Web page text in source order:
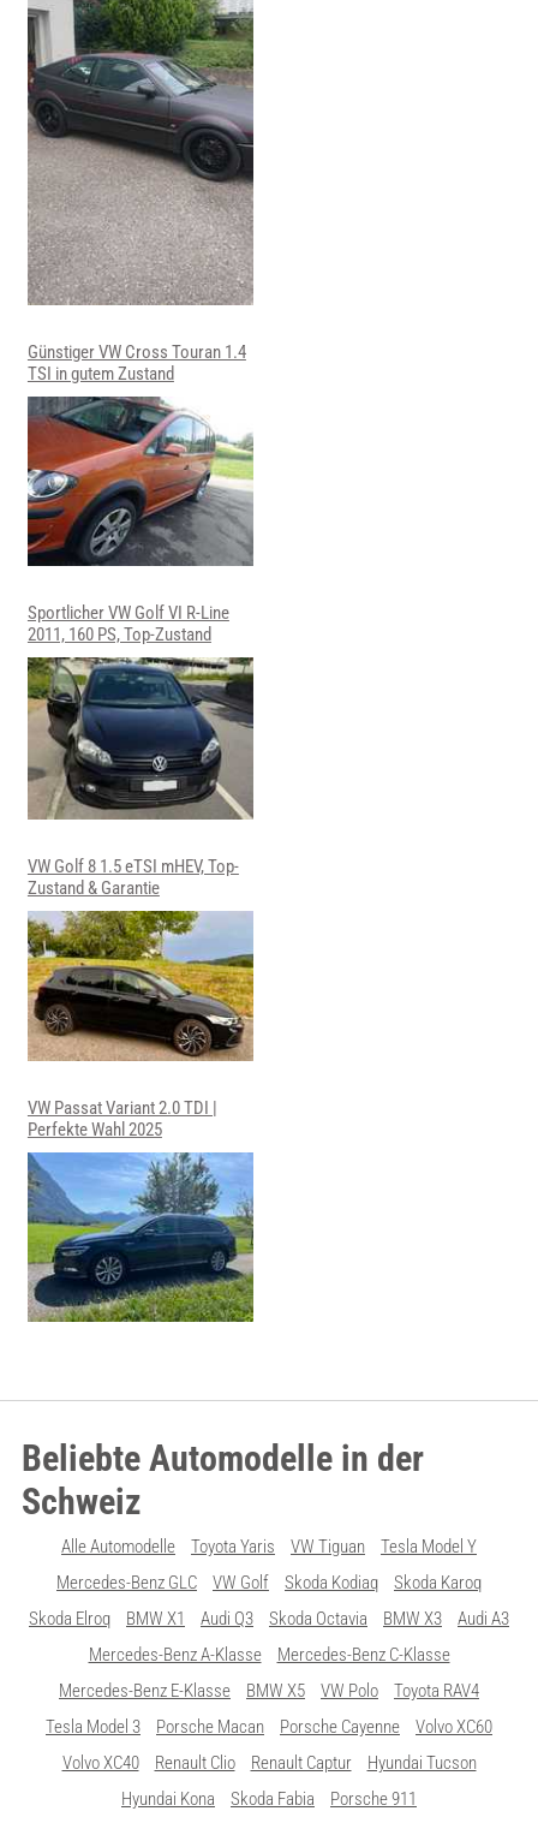
Günstiger VW Cross Touran 1.4
TSI in gutem Zustand
Sportlicher VW Golf VI R-Line
2011, 160 PS, Top-Zustand
VW Golf 8 1.5 eTSI mHEV, Top-
Zustand & Garantie
VW Passat Variant 2.0 TDI |
Perfekte Wahl 2025
Beliebte Automodelle in der
Schweiz
Alle Automodelle Toyota Yaris VW Tiguan
Tesla Model Y
Mercedes-Benz GLC
VW Golf Skoda Kodiaq
Skoda Karoq
Skoda Elroq
BMW X1 Audi Q3 Skoda Octavia BMW X3
Audi A3
Mercedes-Benz A-Klasse
Mercedes-Benz C-Klasse
Mercedes-Benz E-Klasse
BMW X5 VW Polo
Toyota RAV4
Tesla Model 3
Porsche Macan Porsche Cayenne
Volvo XC60
Volvo XC40
Renault Clio Renault Captur
Hyundai Tucson
Hyundai Kona
Skoda Fabia Porsche 911